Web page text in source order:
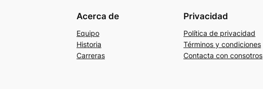
Acerca de
Equipo
Historia
Carreras
Privacidad
Política de privacidad
Términos y condiciones
Contacta con consotros